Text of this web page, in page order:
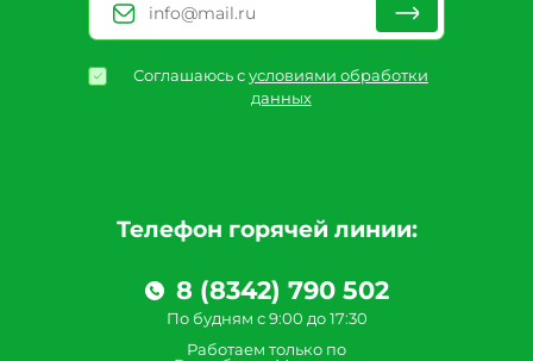
Телефон горячей линии:
8 (8342) 790 502
По будням с 9:00 до 17:30
Работаем только по
Соглашаюсь сусловиями обработки
данных